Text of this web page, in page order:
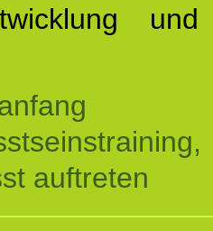
auftreten